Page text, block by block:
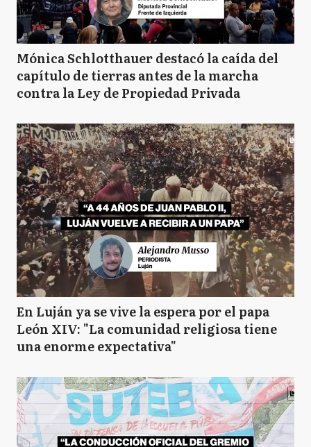
Mónica Schlotthauer destacó la caída del
capítulo de tierras antes de la marcha
contra la Ley de Propiedad Privada
En Luján ya se vive la espera por el papa
León XIV: "La comunidad religiosa tiene
una enorme expectativa"